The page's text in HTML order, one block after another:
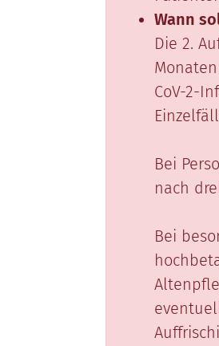
Wann
Die 2.
CoV-2-
Bei
nach
Bei